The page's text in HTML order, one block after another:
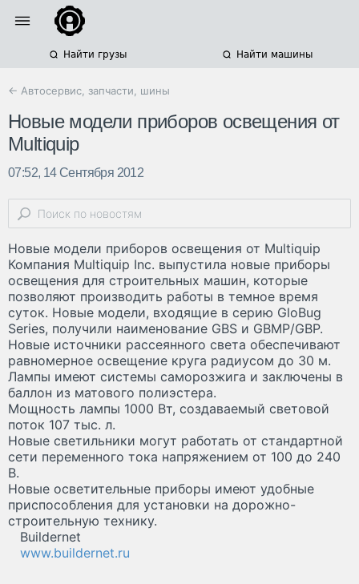
Найти грузы Найти машины
← Автосервис, запчасти, шины
Новые модели приборов освещения от
Multiquip
07:52, 14 Сентября 2012
Новые модели приборов освещения от Multiquip
Компания Multiquip Inc. выпустила новые приборы
освещения для строительных машин, которые
позволяют производить работы в темное время
суток. Новые модели, входящие в серию GloBug
Series, получили наименование GBS и GBMP/GBP.
Новые источники рассеянного света обеспечивают
равномерное освещение круга радиусом до 30 м.
Лампы имеют системы саморозжига и заключены в
баллон из матового полиэстера.
Мощность лампы 1000 Вт, создаваемый световой
поток 107 тыс. л.
Новые светильники могут работать от стандартной
сети переменного тока напряжением от 100 до 240
В.
Новые осветительные приборы имеют удобные
приспособления для установки на дорожно-
строительную технику.
Buildernet
www.buildernet.ru